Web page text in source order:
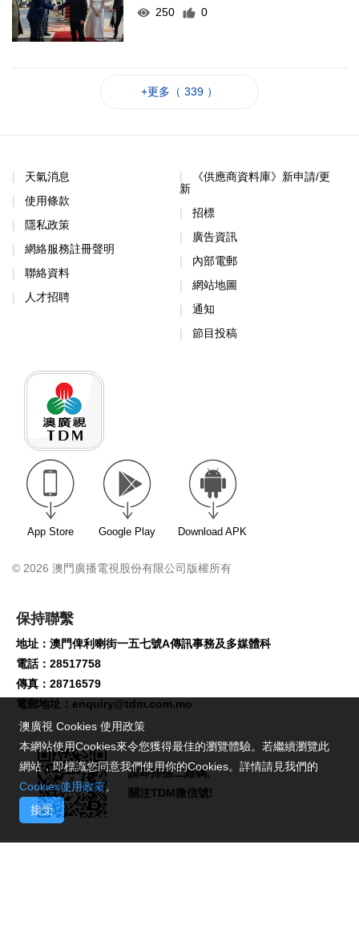
250
0
+更多（ 339 ）
天氣消息
使用條款
隱私政策
網絡服務註冊聲明
聯絡資料
人才招聘
《供應商資料庫》新申請/更
新
招標
廣告資訊
內部電郵
網站地圖
通知
節目投稿
App Store Google Play Download APK
© 2026 澳門廣播電視股份有限公司版權所有
保持聯繫
地址：澳門俾利喇街一五七號A傳訊事務及多媒體科
電話：28517758
傳真：28716579
電郵地址： enquiry@tdm.com.mo
請即掃描二維碼,
關注TDM微信號!
澳廣視 Cookies 使用政策
本網站使用Cookies來令您獲得最佳的瀏覽體驗。若繼續瀏覽此
網站，即標識您同意我們使用你的Cookies。詳情請見我們的
Cookies使用政策。
接受